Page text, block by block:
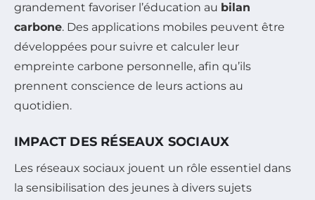
grandement favoriser l’éducation au bilan
carbone. Des applications mobiles peuvent être
développées pour suivre et calculer leur
empreinte carbone personnelle, afin qu’ils
prennent conscience de leurs actions au
quotidien.
IMPACT DES RÉSEAUX SOCIAUX
Les réseaux sociaux jouent un rôle essentiel dans
la sensibilisation des jeunes à divers sujets